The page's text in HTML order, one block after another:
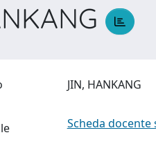
JIN, HANKANG
Scheda docente